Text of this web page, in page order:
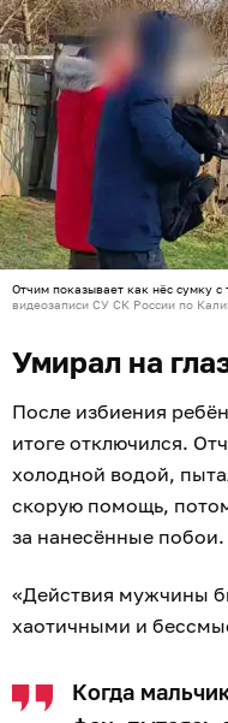
Отчим показывает как нёс сумку с
видеозаписи СУ СК России по
Умирал на
После избиения
итоге отключился.
холодной водой,
скорую помощь,
за нанесённые побои.
«Действия мужчины
хаотичными и
Когда